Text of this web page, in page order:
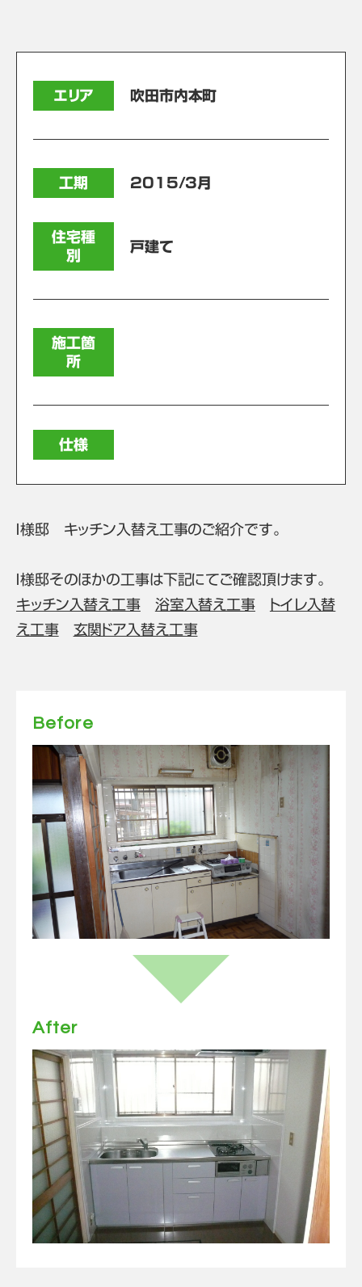
エリア 吹田市内本町
工期 2015/3月
住宅種
別
戸建て
施工箇
所
仕様
Ｉ様邸 キッチン入替え工事のご紹介です。
Ｉ様邸そのほかの工事は下記にてご確認頂けます。
キッチン入替え工事
浴室入替え工事
トイレ入替
え工事
玄関ドア入替え工事
Before
After